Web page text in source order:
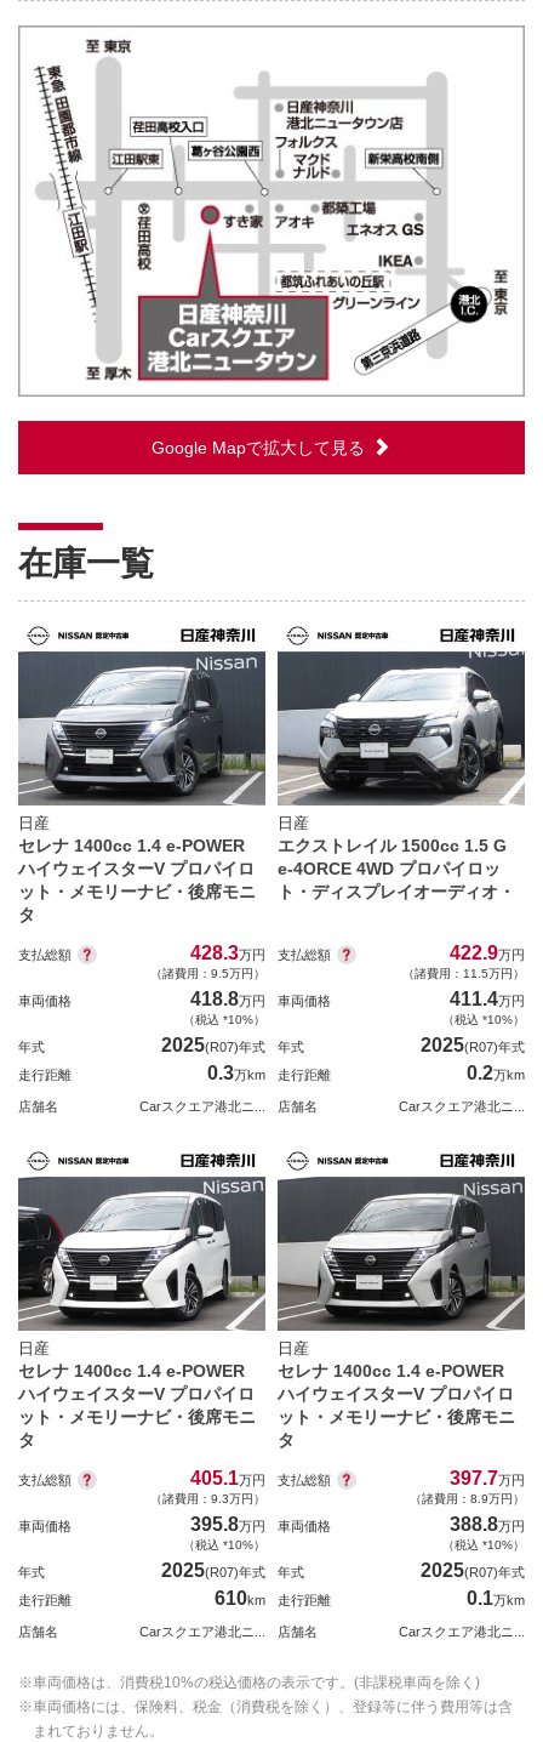
Google Mapで拡大して見る
在庫一覧
日産
セレナ 1400cc 1.4 e-POWER
ハイウェイスターV プロパイロ
ット・メモリーナビ・後席モニ
タ
支払総額 428.3万円
（諸費用：9.5万円）
車両価格 418.8万円
（税込 *10%）
年式 2025(R07)年式
走行距離
0.3万km
店舗名 Carスクエア港北ニ...
日産
エクストレイル 1500cc 1.5 G
e-4ORCE 4WD プロパイロッ
ト・ディスプレイオーディオ・
支払総額 422.9万円
（諸費用：11.5万円）
車両価格 411.4万円
（税込 *10%）
年式 2025(R07)年式
走行距離
0.2万km
店舗名 Carスクエア港北ニ...
日産
セレナ 1400cc 1.4 e-POWER
ハイウェイスターV プロパイロ
ット・メモリーナビ・後席モニ
タ
支払総額 405.1万円
（諸費用：9.3万円）
車両価格 395.8万円
（税込 *10%）
年式 2025(R07)年式
走行距離
610km
店舗名 Carスクエア港北ニ...
日産
セレナ 1400cc 1.4 e-POWER
ハイウェイスターV プロパイロ
ット・メモリーナビ・後席モニ
タ
支払総額 397.7万円
（諸費用：8.9万円）
車両価格 388.8万円
（税込 *10%）
年式 2025(R07)年式
走行距離
0.1万km
店舗名 Carスクエア港北ニ...
※車両価格は、消費税10%の税込価格の表示です。(非課税車両を除く)
※車両価格には、保険料、税金（消費税を除く）、登録等に伴う費用等は含
まれておりません。